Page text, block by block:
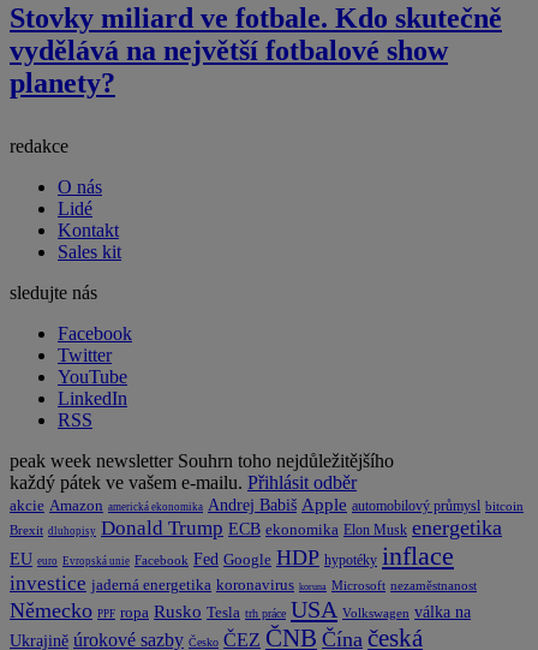
Stovky miliard ve fotbale. Kdo skutečně
vydělává na největší fotbalové show
planety?
redakce
O nás
Lidé
Kontakt
Sales kit
sledujte nás
Facebook
Twitter
YouTube
LinkedIn
RSS
peak week newsletter Souhrn toho nejdůležitějšího
každý pátek ve vašem e-mailu. Přihlásit odběr
akcie Amazon americká ekonomika Andrej Babiš Apple automobilový průmysl bitcoin
Brexit dluhopisy Donald Trump ECB ekonomika Elon Musk energetika
EU euro Evropská unie Facebook Fed Google HDP hypotéky inflace
investice jaderná energetika koronavirus koruna Microsoft nezaměstnanost
Německo PPF ropa Rusko Tesla trh práce USA Volkswagen válka na
Ukrajině úrokové sazby Česko ČEZ ČNB Čína česká